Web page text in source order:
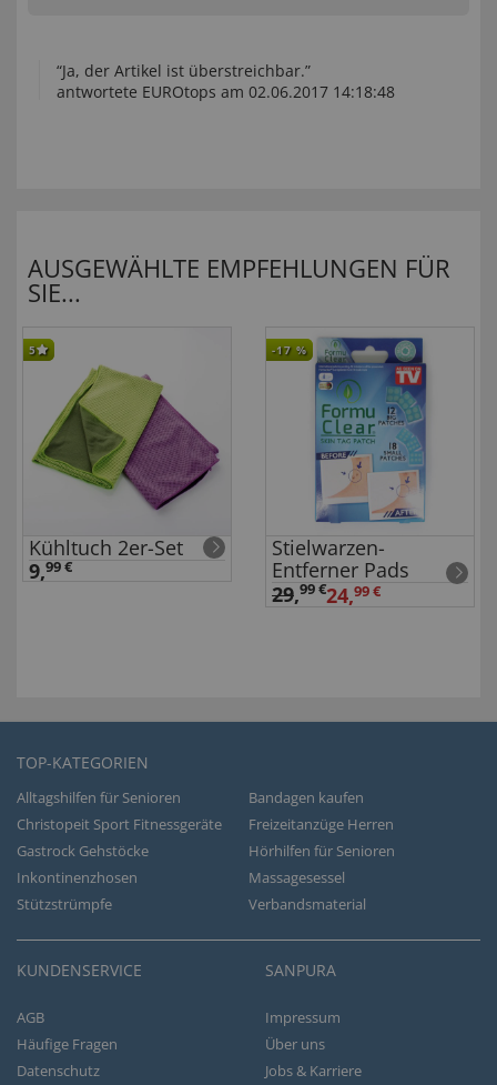
“Ja, der Artikel ist überstreichbar.”
antwortete EUROtops am 02.06.2017 14:18:48
AUSGEWÄHLTE EMPFEHLUNGEN FÜR
SIE...
5
Kühltuch 2er-Set
9,99 €
-17 %
Stielwarzen-
Entferner Pads
29,99 €24,99 €
TOP-KATEGORIEN
Alltagshilfen für Senioren
Bandagen kaufen
Christopeit Sport Fitnessgeräte
Freizeitanzüge Herren
Gastrock Gehstöcke
Hörhilfen für Senioren
Inkontinenzhosen
Massagesessel
Stützstrümpfe
Verbandsmaterial
KUNDENSERVICE
AGB
Häufige Fragen
Datenschutz
SANPURA
Impressum
Über uns
Jobs & Karriere